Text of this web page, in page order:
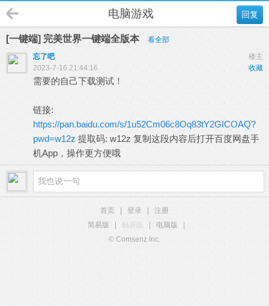
回复
电脑游戏
[一键端] 完美世界一键端全版本
看全部
楼主
忘了吧
收藏
2023-7-16 21:44:16
需要的自己下载测试！
链接:
https://pan.baidu.com/s/1u52Cm06c8Oq83tY2GICOAQ?
pwd=w12z 提取码: w12z 复制这段内容后打开百度网盘手
机App，操作更方便哦
首页 登录
注册
简易版
触屏版 电脑版
© Comsenz Inc.